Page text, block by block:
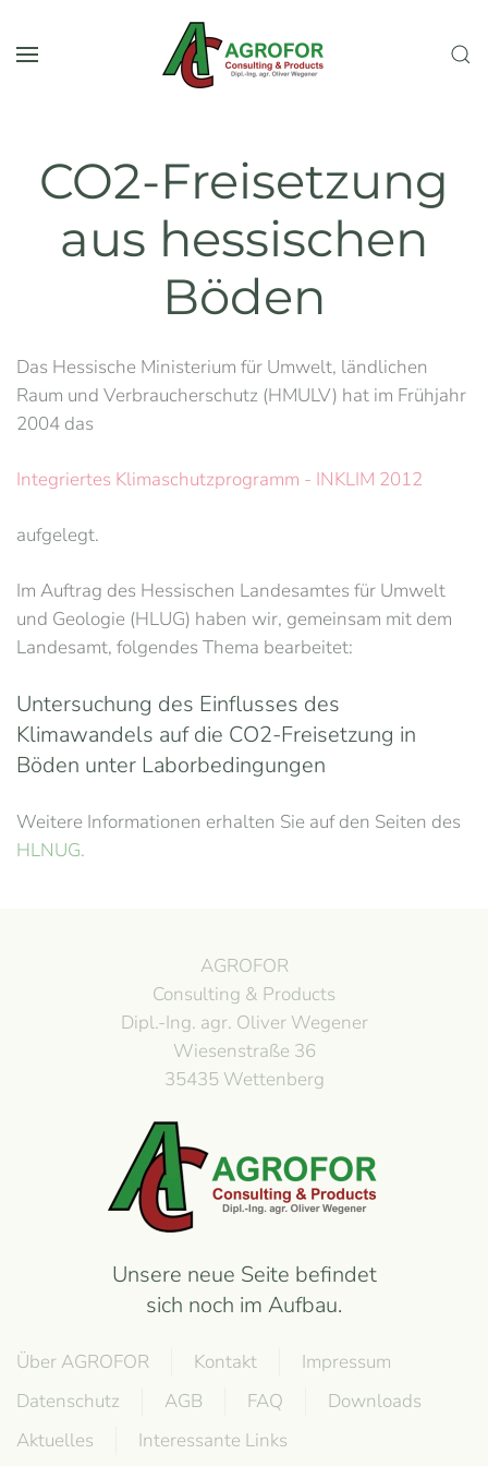
Skip to main content
CO2-Freisetzung
aus hessischen
Böden
Das Hessische Ministerium für Umwelt, ländlichen
Raum und Verbraucherschutz (HMULV) hat im Frühjahr
2004 das
Integriertes Klimaschutzprogramm - INKLIM 2012
aufgelegt.
Im Auftrag des Hessischen Landesamtes für Umwelt
und Geologie (HLUG) haben wir, gemeinsam mit dem
Landesamt, folgendes Thema bearbeitet:
Untersuchung des Einflusses des
Klimawandels auf die CO2-Freisetzung in
Böden unter Laborbedingungen
Weitere Informationen erhalten Sie auf den Seiten des
HLNUG.
AGROFOR
Consulting & Products
Dipl.-Ing. agr. Oliver Wegener
Wiesenstraße 36
35435 Wettenberg
Unsere neue Seite befindet
sich noch im Aufbau.
Über AGROFOR Kontakt
Impressum
Datenschutz
AGB FAQ
Downloads
Aktuelles
Interessante Links